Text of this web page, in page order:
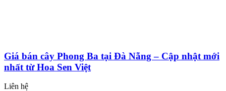
Giá bán cây Phong Ba tại Đà Nẵng – Cập nhật mới
nhất từ Hoa Sen Việt
Liên hệ